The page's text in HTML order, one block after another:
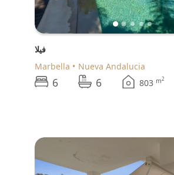
فيلا
Marbella
Nueva Andalucia
6 6 803 m2